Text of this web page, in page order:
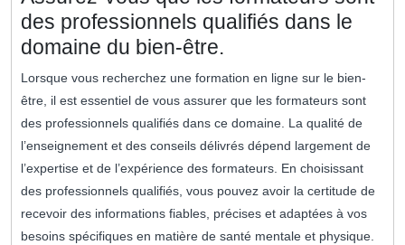
des professionnels qualifiés dans le
domaine du bien-être.
Lorsque vous recherchez une formation en ligne sur le bien-
être, il est essentiel de vous assurer que les formateurs sont
des professionnels qualifiés dans ce domaine. La qualité de
l’enseignement et des conseils délivrés dépend largement de
l’expertise et de l’expérience des formateurs. En choisissant
des professionnels qualifiés, vous pouvez avoir la certitude de
recevoir des informations fiables, précises et adaptées à vos
besoins spécifiques en matière de santé mentale et physique.